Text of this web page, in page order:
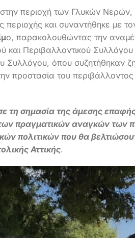
περιοχή των Γλυκών
περιοχής και συναντήθηκε με
ο, παρακολουθώντας την
και Περιβαλλοντικού
Συλλόγου, όπου συζητήθηκαν
προστασία του
τη σημασία της άμεσης επαφής
πραγματικών αναγκών των
πολιτικών που θα
Αττικής.